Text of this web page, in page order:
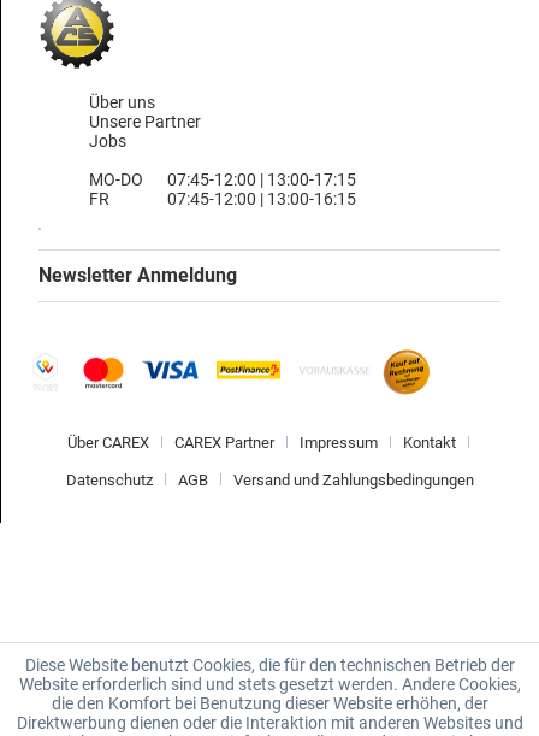
Über uns
Unsere Partner
Jobs
MO-DO
FR
07:45-12:00 | 13:00-17:15
07:45-12:00 | 13:00-16:15
Newsletter Anmeldung
Über CAREX CAREX Partner Impressum Kontakt
Datenschutz AGB Versand und Zahlungsbedingungen
Diese Website benutzt Cookies, die für den technischen Betrieb der
Website erforderlich sind und stets gesetzt werden. Andere Cookies,
die den Komfort bei Benutzung dieser Website erhöhen, der
Direktwerbung dienen oder die Interaktion mit anderen Websites und